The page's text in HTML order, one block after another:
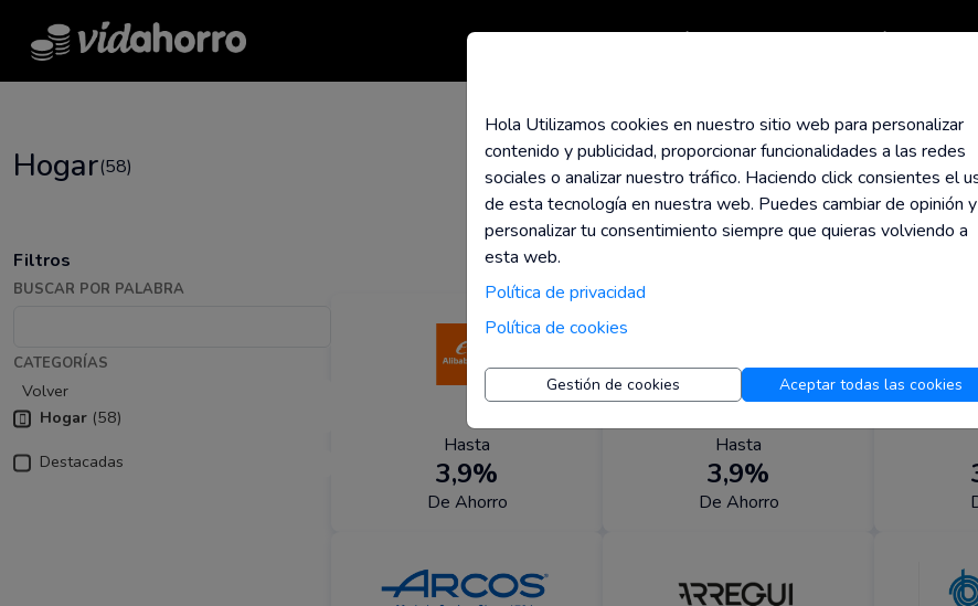
Hogar(58)
Filtros
BUSCAR POR PALABRA
CATEGORÍAS
Volver
Hogar (58)
Destacadas
Hasta
3,9%
De Ahorro
Hasta
3,9%
De Ahorro
Hola Utilizamos cookies en nuestro sitio web para personalizar
contenido y publicidad, proporcionar funcionalidades a las redes
sociales o analizar nuestro tráfico. Haciendo click consientes el
de esta tecnología en nuestra web. Puedes cambiar de opinión y
personalizar tu consentimiento siempre que quieras volviendo a
esta web.
Política de privacidad
Política de cookies
Gestión de cookies Aceptar todas las cookies